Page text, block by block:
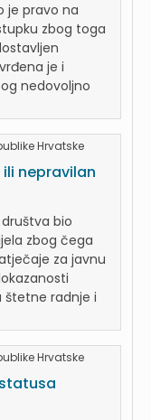
je pravo na
zbog toga
je i
nedovoljno
Hrvatske
nepravilan
bio
zbog čega
za javnu
štetne radnje i
Hrvatske